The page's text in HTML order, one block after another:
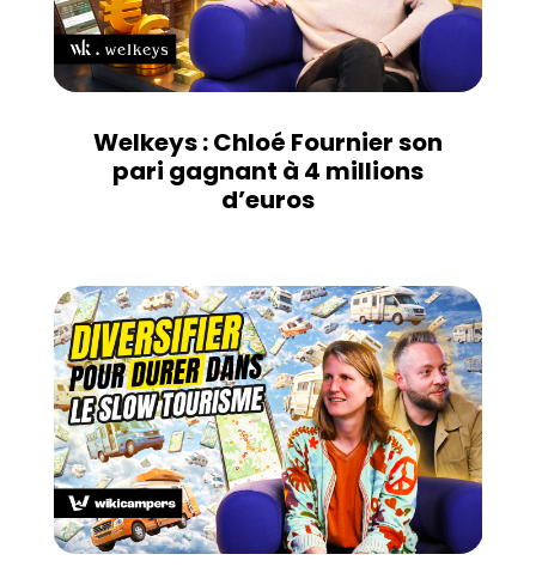
Welkeys : Chloé Fournier son
pari gagnant à 4 millions
d’euros